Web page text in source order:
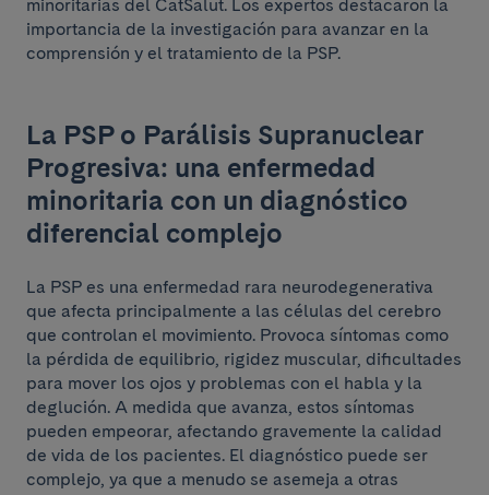
minoritarias del CatSalut. Los expertos destacaron la
importancia de la investigación para avanzar en la
comprensión y el tratamiento de la PSP.
La PSP o Parálisis Supranuclear
Progresiva: una enfermedad
minoritaria con un diagnóstico
diferencial complejo
La PSP es una enfermedad rara neurodegenerativa
que afecta principalmente a las células del cerebro
que controlan el movimiento. Provoca síntomas como
la pérdida de equilibrio, rigidez muscular, dificultades
para mover los ojos y problemas con el habla y la
deglución. A medida que avanza, estos síntomas
pueden empeorar, afectando gravemente la calidad
de vida de los pacientes. El diagnóstico puede ser
complejo, ya que a menudo se asemeja a otras